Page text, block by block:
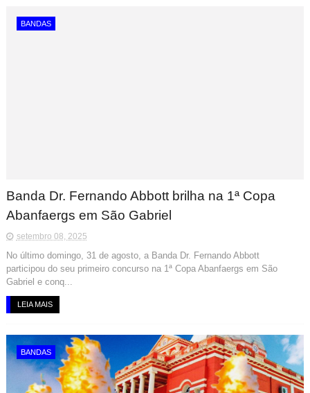
BANDAS
Banda Dr. Fernando Abbott brilha na 1ª Copa
Abanfaergs em São Gabriel
setembro 08, 2025
No último domingo, 31 de agosto, a Banda Dr. Fernando Abbott
participou do seu primeiro concurso na 1ª Copa Abanfaergs em São
Gabriel e conq...
LEIA MAIS
BANDAS